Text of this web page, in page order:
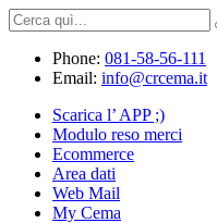
Phone: 081-58-56-111
Email: info@crcema.it
Scarica l’ APP ;)
Modulo reso merci
Ecommerce
Area dati
Web Mail
My Cema